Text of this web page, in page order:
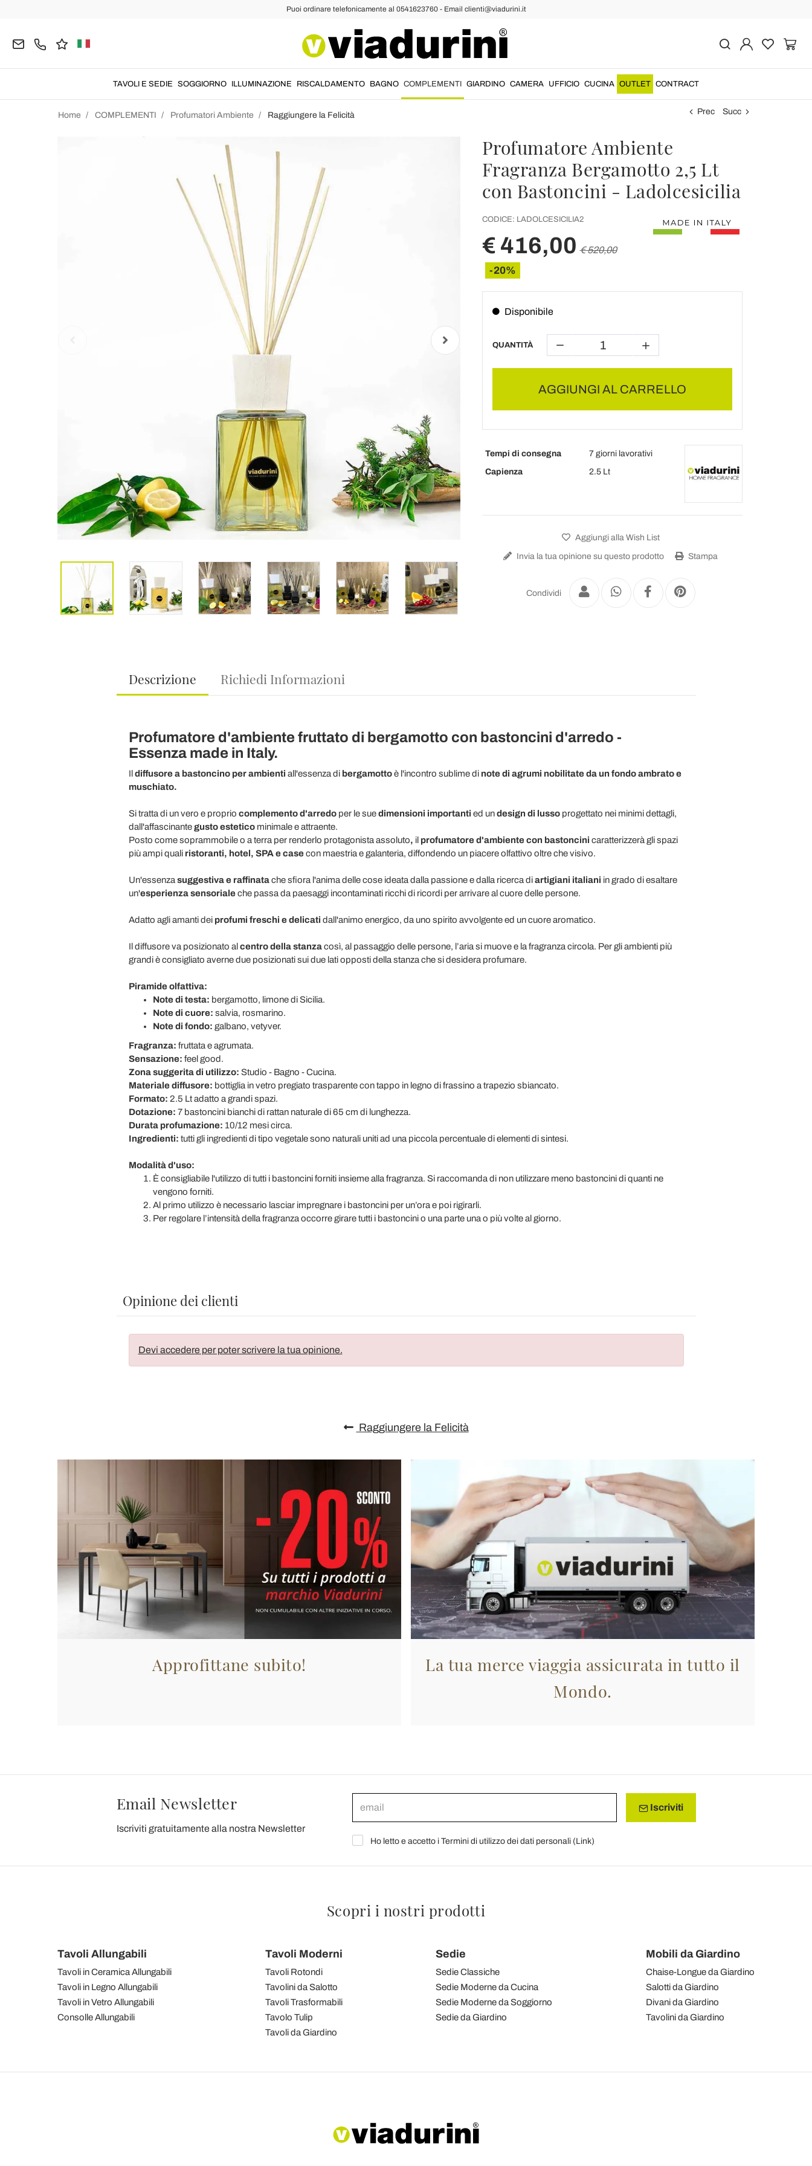
Puoi ordinare telefonicamente al 0541623760 - Email clienti@viadurini.it
TAVOLI E SEDIE SOGGIORNO ILLUMINAZIONE RISCALDAMENTO BAGNO COMPLEMENTI GIARDINO CAMERA UFFICIO CUCINA OUTLET CONTRACT
Home COMPLEMENTI Profumatori Ambiente Raggiungere la Felicità Prec Succ
Profumatore Ambiente
Fragranza Bergamotto 2,5 Lt
con Bastoncini - Ladolcesicilia
CODICE: LADOLCESICILIA2
€ 416,00 € 520,00
-20%
Disponibile
QUANTITÀ
AGGIUNGI AL CARRELLO
Tempi di consegna
7 giorni lavorativi
Capienza
2.5 Lt
Aggiungi alla Wish List
Invia la tua opinione su questo prodotto Stampa
Condividi
Descrizione Richiedi Informazioni
Profumatore d'ambiente fruttato di bergamotto con bastoncini d'arredo -
Essenza made in Italy.
Il diffusore a bastoncino per ambienti all'essenza dibergamottoè l'incontro sublime di note di agrumi nobilitate da un fondo ambrato e
muschiato.
Si tratta di un vero e proprio complemento d'arredo per le suedimensioni importanti ed undesign di lusso progettato nei minimi dettagli,
dall'affascinantegusto esteticominimale e attraente.
Posto come soprammobile o a terra per renderlo protagonista assoluto, il profumatore d'ambiente con bastoncini caratterizzerà gli spazi
più ampi quali ristoranti, hotel, SPA e casecon maestria e galanteria, diffondendo un piacere olfattivo oltre che visivo.
Un'essenzasuggestiva e raffinatache sfiora l'anima delle cose ideata dalla passione e dalla ricerca diartigiani italiani in grado di esaltare
un'esperienza sensorialeche passa da paesaggi incontaminati ricchi di ricordi per arrivare al cuore delle persone.
Adatto agli amanti dei profumi freschi e delicati dall'animo energico, da uno spirito avvolgente ed un cuore aromatico.
Il diffusore va posizionato al centro della stanzacosì, al passaggio delle persone, l’aria si muove e la fragranza circola. Per gli ambienti più
grandi è consigliato averne due posizionati sui due lati opposti della stanza che si desidera profumare.
Piramide olfattiva:
Note di testa: bergamotto, limone di Sicilia.
Note di cuore: salvia, rosmarino.
Note di fondo: galbano, vetyver.
Fragranza: fruttata e agrumata.
Sensazione: feel good.
Zona suggerita di utilizzo: Studio - Bagno - Cucina.
Materiale diffusore: bottiglia in vetro pregiato trasparente con tappo in legno di frassino a trapezio sbiancato.
Formato: 2.5 Lt adatto a grandi spazi.
Dotazione: 7 bastoncini bianchi di rattan naturale di 65 cm di lunghezza.
Durata profumazione: 10/12 mesi circa.
Ingredienti: tutti gli ingredienti di tipo vegetale sono naturali uniti ad una piccola percentuale di elementi di sintesi.
Modalità d'uso:
È consigliabile l'utilizzo di tutti i bastoncini forniti insieme alla fragranza. Si raccomanda di non utilizzare meno bastoncini di quanti ne
vengono forniti.
Al primo utilizzo è necessario lasciar impregnare i bastoncini per un’ora e poi rigirarli.
Per regolare l’intensità della fragranza occorre girare tutti i bastoncini o una parte una o più volte al giorno.
Opinione dei clienti
Devi accedere per poter scrivere la tua opinione.
Raggiungere la Felicità
Approfittane subito!
La tua merce viaggia assicurata in tutto il
Mondo.
Email Newsletter
Iscriviti gratuitamente alla nostra Newsletter
Iscriviti
Ho letto e accetto i Termini di utilizzo dei dati personali (Link)
Scopri i nostri prodotti
Tavoli Allungabili
Tavoli in Ceramica Allungabili
Tavoli in Legno Allungabili
Tavoli in Vetro Allungabili
Consolle Allungabili
Tavoli Moderni
Tavoli Rotondi
Tavolini da Salotto
Tavoli Trasformabili
Tavolo Tulip
Tavoli da Giardino
Sedie
Sedie Classiche
Sedie Moderne da Cucina
Sedie Moderne da Soggiorno
Sedie da Giardino
Mobili da Giardino
Chaise-Longue da Giardino
Salotti da Giardino
Divani da Giardino
Tavolini da Giardino